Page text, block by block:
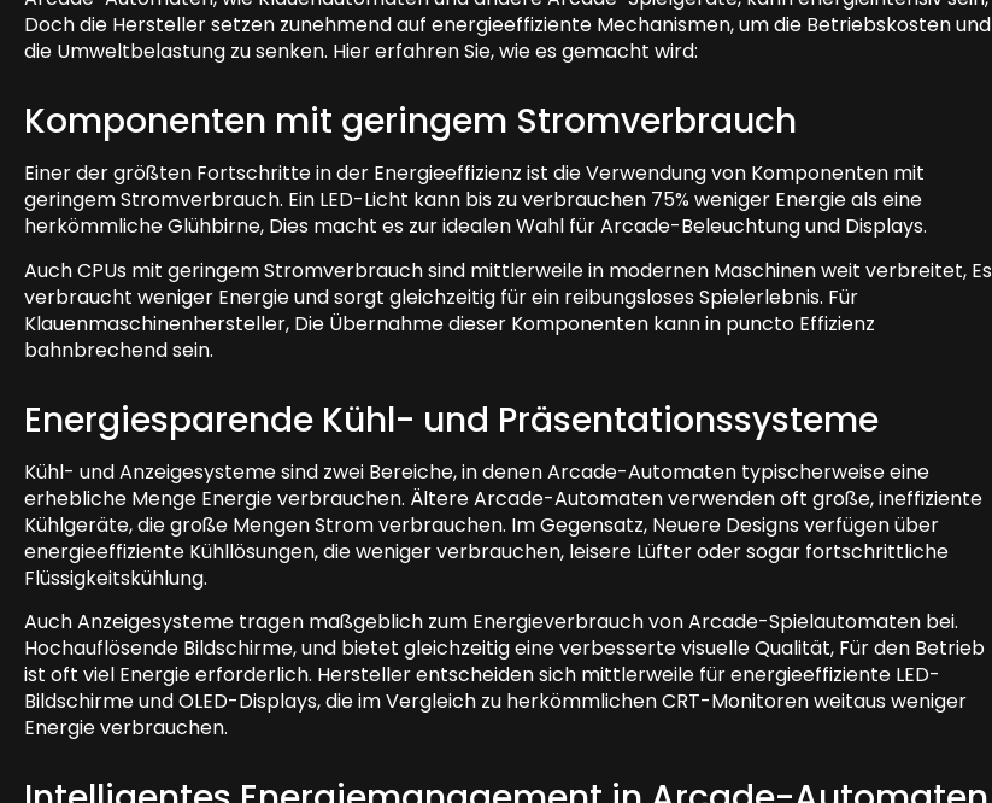
Doch die Hersteller setzen zunehmend auf energieeffiziente Mechanismen, um die Betriebskosten und
die Umweltbelastung zu senken. Hier erfahren Sie, wie es gemacht wird:
Komponenten mit geringem Stromverbrauch
Einer der größten Fortschritte in der Energieeffizienz ist die Verwendung von Komponenten mit
geringem Stromverbrauch. Ein LED-Licht kann bis zu verbrauchen 75% weniger Energie als eine
herkömmliche Glühbirne, Dies macht es zur idealen Wahl für Arcade-Beleuchtung und Displays.
Auch CPUs mit geringem Stromverbrauch sind mittlerweile in modernen Maschinen weit verbreitet, Es
verbraucht weniger Energie und sorgt gleichzeitig für ein reibungsloses Spielerlebnis. Für
Klauenmaschinenhersteller, Die Übernahme dieser Komponenten kann in puncto Effizienz
bahnbrechend sein.
Energiesparende Kühl- und Präsentationssysteme
Kühl- und Anzeigesysteme sind zwei Bereiche, in denen Arcade-Automaten typischerweise eine
erhebliche Menge Energie verbrauchen. Ältere Arcade-Automaten verwenden oft große, ineffiziente
Kühlgeräte, die große Mengen Strom verbrauchen. Im Gegensatz, Neuere Designs verfügen über
energieeffiziente Kühllösungen, die weniger verbrauchen, leisere Lüfter oder sogar fortschrittliche
Flüssigkeitskühlung.
Auch Anzeigesysteme tragen maßgeblich zum Energieverbrauch von Arcade-Spielautomaten bei.
Hochauflösende Bildschirme, und bietet gleichzeitig eine verbesserte visuelle Qualität, Für den Betrieb
ist oft viel Energie erforderlich. Hersteller entscheiden sich mittlerweile für energieeffiziente LED-
Bildschirme und OLED-Displays, die im Vergleich zu herkömmlichen CRT-Monitoren weitaus weniger
Energie verbrauchen.